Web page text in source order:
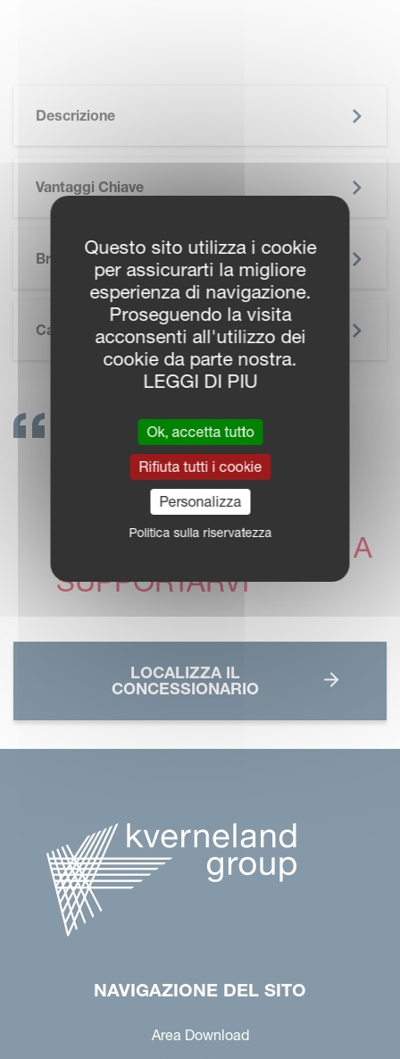
Descrizione
Vantaggi Chiave
Brochure
SKIP BROCHURE
Caratteristiche Tecniche
METTETEVI IN
CONTATTO!
I CONCESSIONARI
VICON SONO PRONTI A
SUPPORTARVI
LOCALIZZA IL
CONCESSIONARIO
NAVIGAZIONE DEL SITO
Area Download
Questo sito utilizza i cookie
per assicurarti la migliore
esperienza di navigazione.
Proseguendo la visita
acconsenti all'utilizzo dei
cookie da parte nostra.
LEGGI DI PIU
Ok, accetta tutto
Rifiuta tutti i cookie
Personalizza
Politica sulla riservatezza